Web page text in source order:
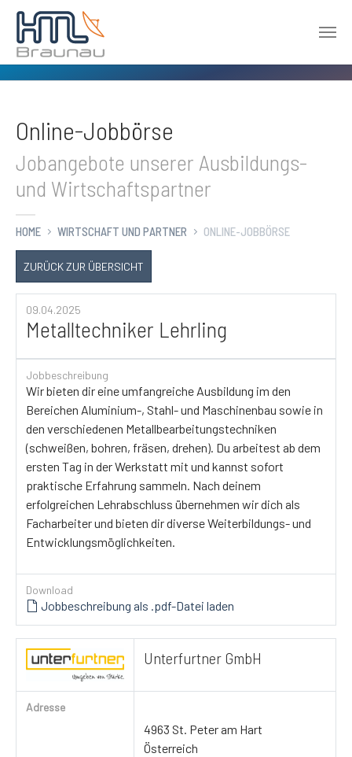
Online-Jobbörse
Jobangebote unserer Ausbildungs-
und Wirtschaftspartner
HOME WIRTSCHAFT UND PARTNER ONLINE-JOBBÖRSE
ZURÜCK ZUR ÜBERSICHT
09.04.2025
Metalltechniker Lehrling
Jobbeschreibung
Wir bieten dir eine umfangreiche Ausbildung im den
Bereichen Aluminium-, Stahl- und Maschinenbau sowie in
den verschiedenen Metallbearbeitungstechniken
(schweißen, bohren, fräsen, drehen). Du arbeitest ab dem
ersten Tag in der Werkstatt mit und kannst sofort
praktische Erfahrung sammeln. Nach deinem
erfolgreichen Lehrabschluss übernehmen wir dich als
Facharbeiter und bieten dir diverse Weiterbildungs- und
Entwicklungsmöglichkeiten.
Download
Jobbeschreibung als .pdf-Datei laden
Unterfurtner GmbH
Adresse
4963 St. Peter am Hart
Österreich